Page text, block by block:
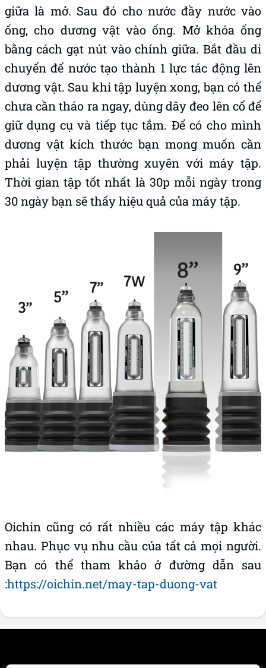
giữa là mở. Sau đó cho nước đầy nước vào
ống, cho dương vật vào ống. Mở khóa ống
bằng cách gạt nút vào chính giữa. Bắt đầu di
chuyển để nước tạo thành 1 lực tác động lên
dương vật. Sau khi tập luyện xong, bạn có thể
chưa cần tháo ra ngay, dùng dây đeo lên cổ để
giữ dụng cụ và tiếp tục tắm. Để có cho mình
dương vật kích thước bạn mong muốn cần
phải luyện tập thường xuyên với máy tập.
Thời gian tập tốt nhất là 30p mỗi ngày trong
30 ngày bạn sẽ thấy hiệu quả của máy tập.
Oichin cũng có rất nhiều các máy tập khác
nhau. Phục vụ nhu cầu của tất cả mọi người.
Bạn có thể tham khảo ở đường dẫn sau
:https://oichin.net/may-tap-duong-vat